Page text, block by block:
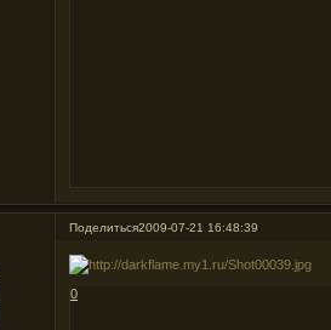
Поделиться2009-07-21 16:48:39
0